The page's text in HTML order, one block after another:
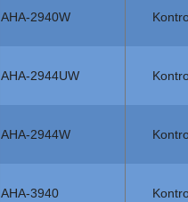
AHA-2940W
AHA-2944UW
AHA-2944W
AHA-3940